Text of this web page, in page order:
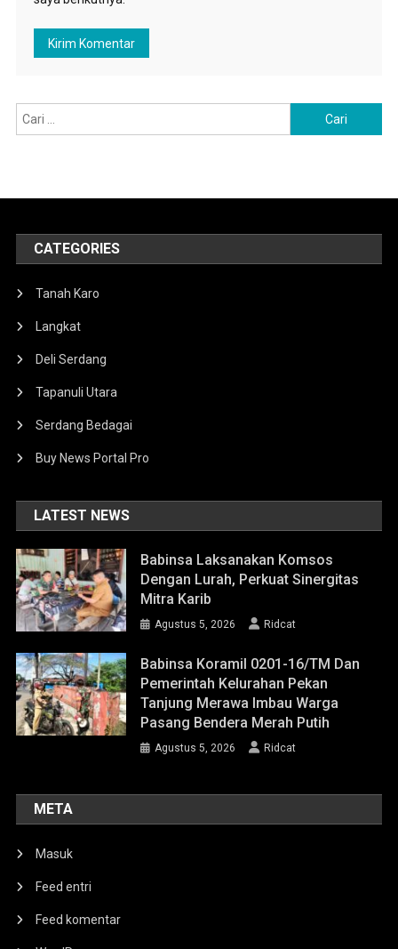
untuk:
CATEGORIES
Tanah Karo
Langkat
Deli Serdang
Tapanuli Utara
Serdang Bedagai
Buy News Portal Pro
LATEST NEWS
Babinsa Laksanakan Komsos
Dengan Lurah, Perkuat Sinergitas
Mitra Karib
Agustus 5, 2026 Ridcat
Babinsa Koramil 0201-16/TM Dan
Pemerintah Kelurahan Pekan
Tanjung Merawa Imbau Warga
Pasang Bendera Merah Putih
Agustus 5, 2026 Ridcat
META
Masuk
Feed entri
Feed komentar